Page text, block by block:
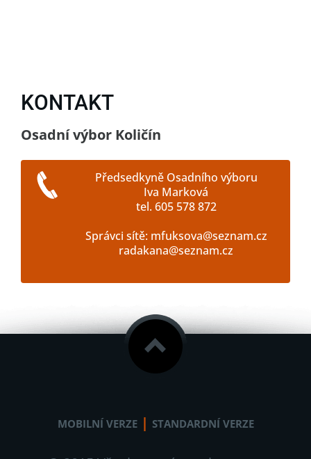
KONTAKT
Osadní výbor Količín
Předsedkyně Osadního výboru
Iva Marková
tel. 605 578 872
Správci sítě: mfuksova@seznam.cz
radakana@seznam.cz
MOBILNÍ VERZE | STANDARDNÍ VERZE